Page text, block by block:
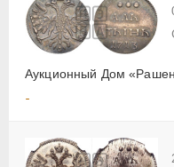
Аукционный Дом
-